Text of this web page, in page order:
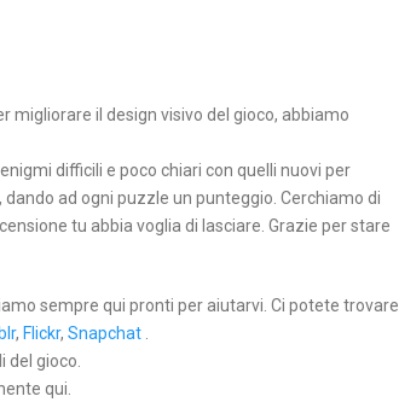
il design visivo del gioco, abbiamo
difficili e poco chiari con quelli nuovi per
ad ogni puzzle un punteggio. Cerchiamo di
tu abbia voglia di lasciare. Grazie per stare
sempre qui pronti per aiutarvi. Ci potete trovare
, Flickr, Snapchat
del gioco.
qui.